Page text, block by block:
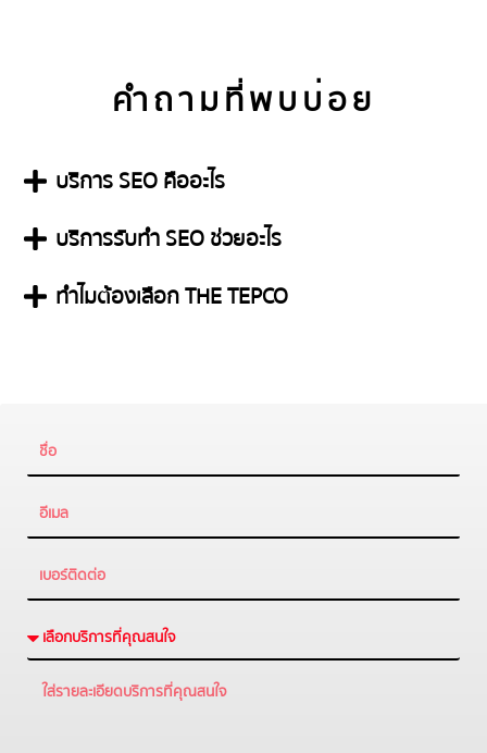
คำถามที่พบบ่อย
บริการ SEO คืออะไร
บริการรับทำ SEO ช่วยอะไร
ทำไมต้องเลือก THE TEPCO​
Name
Email
Tel
Service
text